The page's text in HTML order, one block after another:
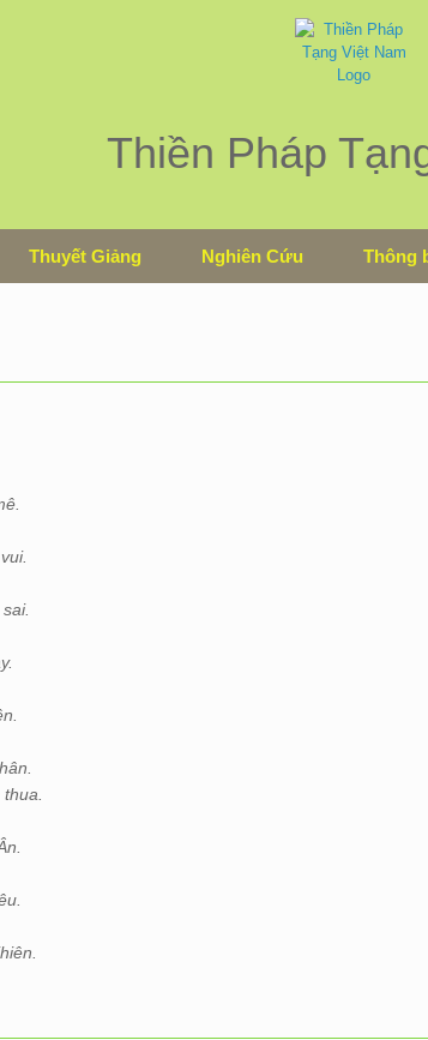
Thiền Pháp
Thuyết Giảng Nghiên Cứu Thông